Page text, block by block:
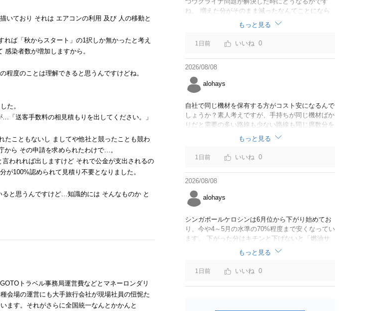
いており それは エアコンの利用 及び 人の移動と
ば「秋からスタート」の1択しか無かったと考え
染者数が増加しますから。
度のことは理解できると思うんですけどね。
た。
「送客手数料の相見積もりを出してください。」
たこともないし ましてや他社と競ったことも競わ
から その申請を求められたわけで…。
われれば出しますけど それで公金が支出されるの
100%認められて見積り不要となりました。
と思うんですけど…知識的には そんなものか と
トラベル事務局運営費などとマネーロンダリ
会場の運営にも大手旅行会社が現場社員の忸怩た
ます。それがさらに全国統一なんとかかんと
ね。 増えた分がそのまま減ったなんてことになら
なければいいですが。
もっと見る
1日前 0
2026/08/08
alohays
自社で同じ機材を保有する方がコスト安になるんで
しょうか？素人考えですが、手持ちが同じ機材ばか
りだと需要の多い路線も少ない路線も同じ席数分を
供給することになるので、需要が多い路線には大型
機材を当て、少ない路線には小型機材を当てるな
ど、席数を調整するにはリース契約の方が対応しや
すいと思いました。
もっと見る
1日前 0
2026/08/08
alohays
シンガポールケロシンは6月位から下がり始めてお
り、今や4～5月の水準の70%程度まで安くなってい
ます。 下がった分はキチンと下げないと「燃油サ
ーチャージ＝利益」と判断されますよ。
もっと見る
1日前 0